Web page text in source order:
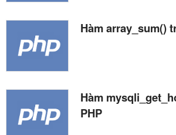
Hàm array_sum()
Hàm
PHP